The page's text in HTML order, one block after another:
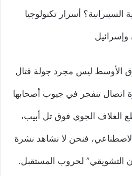
أسرار تكنولوجيا
وإسرائيل
الأوسط ليس مجرد جولة قتال
اتصال تنفجر في جيوب أصحابها
الغلاف الجوي فوق تل أبيب،
فنحن لا نشاهد نشرة
التشويقي” لحروب المستقبل.